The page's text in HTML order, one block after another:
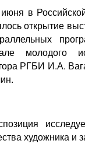
в
открытие
молодого
РГБИ И.А.
художника и